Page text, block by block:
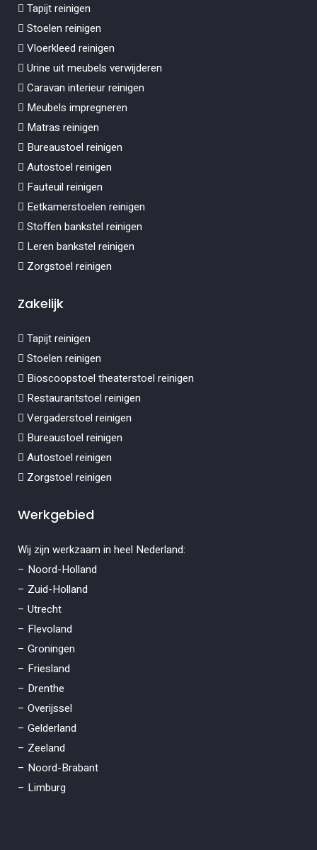
Tapijt reinigen
Stoelen reinigen
Vloerkleed reinigen
Urine uit meubels verwijderen
Caravan interieur reinigen
Meubels impregneren
Matras reinigen
Bureaustoel reinigen
Autostoel reinigen
Fauteuil reinigen
Eetkamerstoelen reinigen
Stoffen bankstel reinigen
Leren bankstel reinigen
Zorgstoel reinigen
Zakelijk
Tapijt reinigen
Stoelen reinigen
Bioscoopstoel theaterstoel reinigen
Restaurantstoel reinigen
Vergaderstoel reinigen
Bureaustoel reinigen
Autostoel reinigen
Zorgstoel reinigen
Werkgebied
Wij zijn werkzaam in heel Nederland:
– Noord-Holland
– Zuid-Holland
– Utrecht
– Flevoland
– Groningen
– Friesland
– Drenthe
– Overijssel
– Gelderland
– Zeeland
– Noord-Brabant
– Limburg